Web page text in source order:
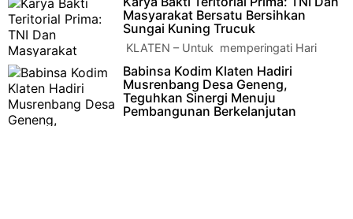
ketika Dandim 0727/Karanganyar Letkol Kav Dhanang
Prasetyo…
Masyarakat Bersatu Bersihkan
Sungai Kuning Trucuk
KLATEN – Untuk memperingati Hari
Ulang Tahun ke-80 Tentara Nasional
Indonesia (TNI) dan Hari Ulang Tahun ke-75 Kodam I…
Babinsa Kodim Klaten Hadiri
Musrenbang Desa Geneng,
Teguhkan Sinergi Menuju
Pembangunan Berkelanjutan